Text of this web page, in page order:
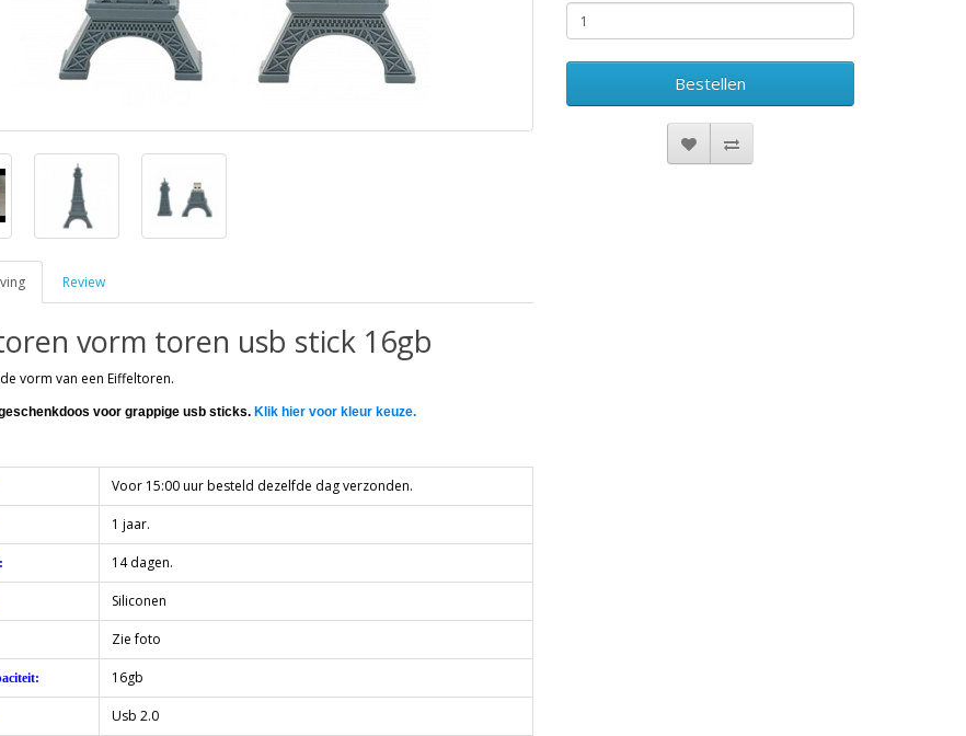
Review
vorm toren usb stick 16gb
vorm van een Eiffeltoren.
voor grappige usb sticks. Klik hier voor kleur keuze.
Voor 15:00 uur besteld dezelfde dag verzonden.
1 jaar.
14 dagen.
Siliconen
Zie foto
16gb
Usb 2.0
Bestellen